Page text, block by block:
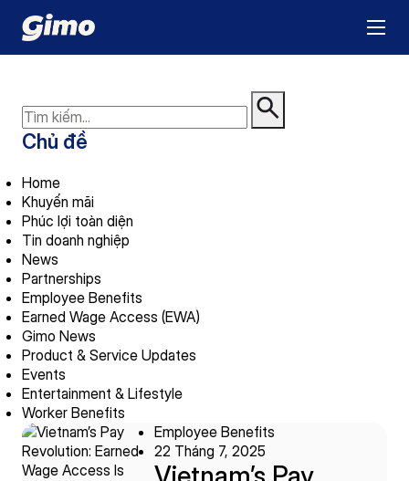
Chủ đề
Home
Khuyến mãi
Phúc lợi toàn diện
Tin doanh nghiệp
News
Partnerships
Employee Benefits
Earned Wage Access (EWA)
Gimo News
Product & Service Updates
Events
Entertainment & Lifestyle
Worker Benefits
Employee Benefits
22 Tháng 7, 2025